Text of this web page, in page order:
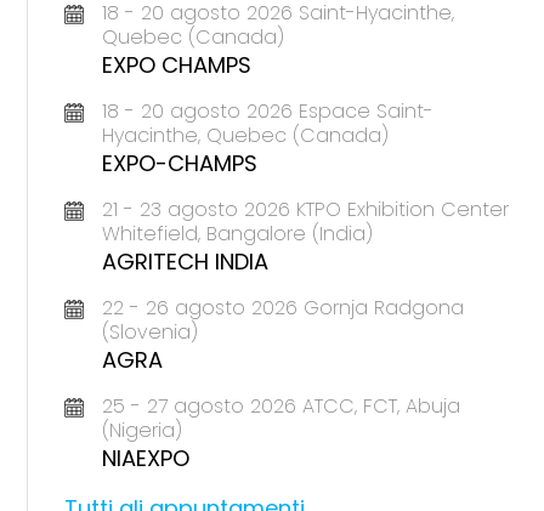
18 - 20 agosto 2026 Saint-Hyacinthe,
Quebec (Canada)
EXPO CHAMPS
18 - 20 agosto 2026 Espace Saint-
Hyacinthe, Quebec (Canada)
EXPO-CHAMPS
21 - 23 agosto 2026 KTPO Exhibition Center
Whitefield, Bangalore (India)
AGRITECH INDIA
22 - 26 agosto 2026 Gornja Radgona
(Slovenia)
AGRA
25 - 27 agosto 2026 ATCC, FCT, Abuja
(Nigeria)
NIAEXPO